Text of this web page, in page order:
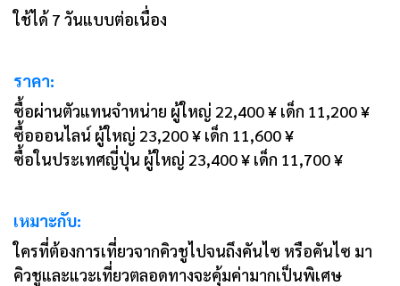
ใช้ได้ 7 วันแบบต่อเนื่อง
ราคา:
ซื้อผ่านตัวแทนจำหน่าย ผู้ใหญ่ 22,400 ¥ เด็ก 11,200 ¥
ซื้อออนไลน์ ผู้ใหญ่ 23,200 ¥ เด็ก 11,600 ¥
ซื้อในประเทศญี่ปุ่น ผู้ใหญ่ 23,400 ¥ เด็ก 11,700 ¥
เหมาะกับ:
ใครที่ต้องการเที่ยวจากคิวชูไปจนถึงคันไซ หรือคันไซ มา
คิวชูและแวะเที่ยวตลอดทางจะคุ้มค่ามากเป็นพิเศษ